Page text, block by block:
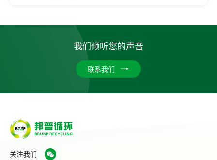
我们倾听您的声音
联系我们
关注我们